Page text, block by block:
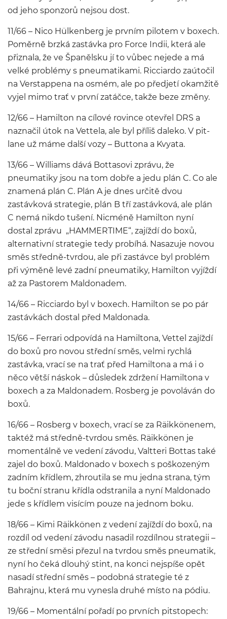
od jeho sponzorů nejsou dost.
11/66 – Nico Hülkenberg je prvním pilotem v boxech.
Poměrně brzká zastávka pro Force Indii, která ale
přiznala, že ve Španělsku jí to vůbec nejede a má
velké problémy s pneumatikami. Ricciardo zaútočil
na Verstappena na osmém, ale po předjetí okamžitě
vyjel mimo trať v první zatáčce, takže beze změny.
12/66 – Hamilton na cílové rovince otevřel DRS a
naznačil útok na Vettela, ale byl příliš daleko. V pit-
lane už máme další vozy – Buttona a Kvyata.
13/66 – Williams dává Bottasovi zprávu, že
pneumatiky jsou na tom dobře a jedu plán C. Co ale
znamená plán C. Plán A je dnes určitě dvou
zastávková strategie, plán B tří zastávková, ale plán
C nemá nikdo tušení. Nicméně Hamilton nyní
dostal zprávu „HAMMERTIME“, zajíždí do boxů,
alternativní strategie tedy probíhá. Nasazuje novou
směs středně-tvrdou, ale při zastávce byl problém
při výměně levé zadní pneumatiky, Hamilton vyjíždí
až za Pastorem Maldonadem.
14/66 – Ricciardo byl v boxech. Hamilton se po pár
zastávkách dostal před Maldonada.
15/66 – Ferrari odpovídá na Hamiltona, Vettel zajíždí
do boxů pro novou střední směs, velmi rychlá
zastávka, vrací se na trať před Hamiltona a má i o
něco větší náskok – důsledek zdržení Hamiltona v
boxech a za Maldonadem. Rosberg je povoláván do
boxů.
16/66 – Rosberg v boxech, vrací se za Räikkönenem,
taktéž má středně-tvrdou směs. Räikkönen je
momentálně ve vedení závodu, Valtteri Bottas také
zajel do boxů. Maldonado v boxech s poškozeným
zadním křídlem, zhroutila se mu jedna strana, tým
tu boční stranu křídla odstranila a nyní Maldonado
jede s křídlem visícím pouze na jednom boku.
18/66 – Kimi Räikkönen z vedení zajíždí do boxů, na
rozdíl od vedení závodu nasadil rozdílnou strategii –
ze střední směsi přezul na tvrdou směs pneumatik,
nyní ho čeká dlouhý stint, na konci nejspíše opět
nasadí střední směs – podobná strategie té z
Bahrajnu, která mu vynesla druhé místo na pódiu.
19/66 – Momentální pořadí po prvních pitstopech: